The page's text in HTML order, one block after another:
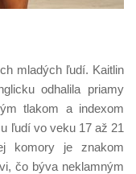
mladých ľudí. Kaitlin
odhalila priamy
tlakom a indexom
ľudí vo veku 17 až 21
komory je znakom
čo býva neklamným